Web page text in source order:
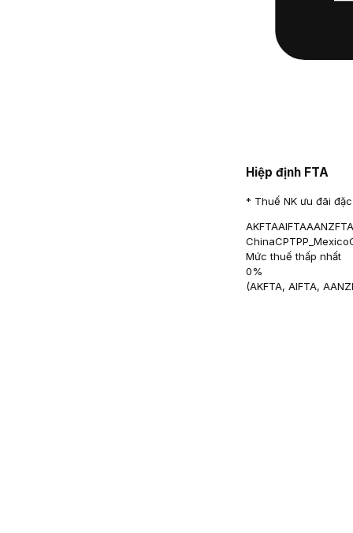
Hiệp định FTA
* Thuế NK ưu đãi
AKFTAAIFTAAANZFTA
ChinaCPTPP_Mexico
Mức thuế thấp nhất
0%
(AKFTA, AIFTA,